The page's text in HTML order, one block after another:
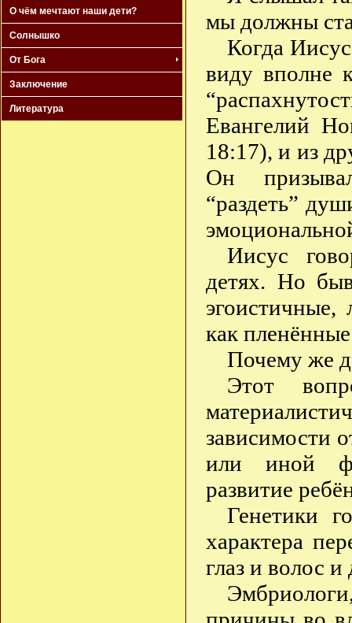
О чём мечтают наши дети?
Солнышко
От Бога
Заключение
Литература
мы должны
Когда
виду вполне
Евангелий
18:17), и из
Он
“раздеть”
Иисус
детях. Но
как
Почему же
Этот
зависимости
или иной
развитие
Генетики
характера
глаз и волос и